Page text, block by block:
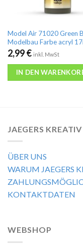
Model Air 71020 Green
Modelbau Farbe acryl
2,99€ inkl. MwSt
IN DEN
JAEGERS KREATIV
ÜBER UNS
WARUM JAEGERS
KONTAKTDATEN
WEBSHOP